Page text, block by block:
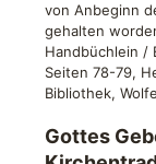
von Anbeginn
gehalten
Handbüchlein /
Seiten 78-79,
Bibliothek,
Gottes